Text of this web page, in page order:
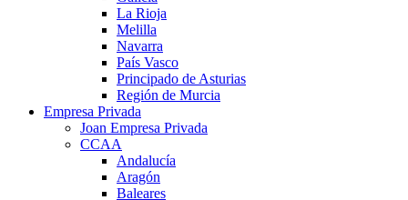
La Rioja
Melilla
Navarra
País Vasco
Principado de Asturias
Región de Murcia
Empresa Privada
Joan Empresa Privada
CCAA
Andalucía
Aragón
Baleares